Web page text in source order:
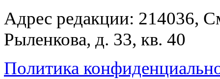
Адрес редакции: 214036,
Рыленкова, д. 33, кв. 40
Политика